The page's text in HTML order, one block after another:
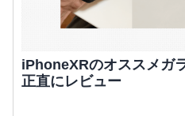
iPhoneXRのオススメガ
正直にレビュー